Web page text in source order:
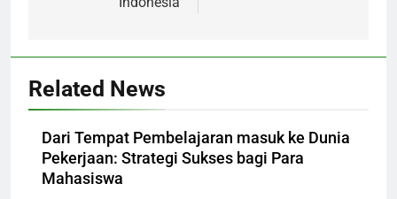
Related News
Dari Tempat Pembelajaran masuk ke Dunia
Pekerjaan: Strategi Sukses bagi Para
Mahasiswa